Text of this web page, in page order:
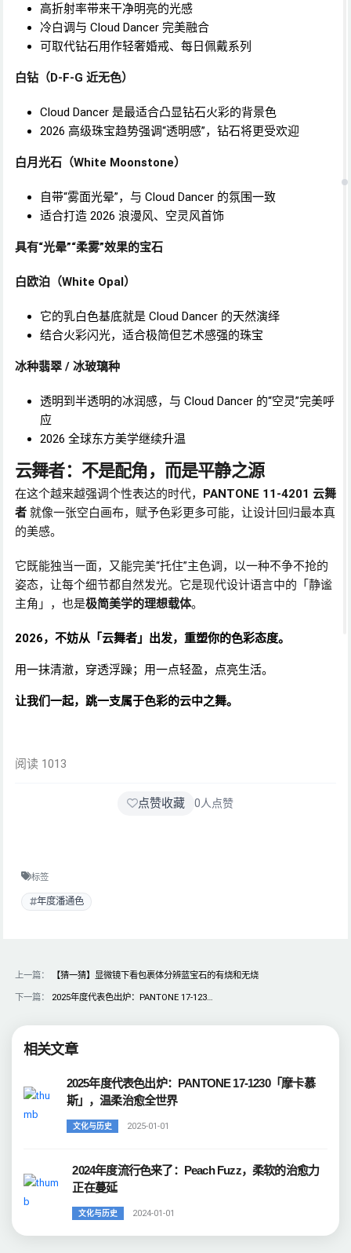
高折射率带来干净明亮的光感
冷白调与 Cloud Dancer 完美融合
可取代钻石用作轻奢婚戒、每日佩戴系列
白钻（D-F-G 近无色）
Cloud Dancer 是最适合凸显钻石火彩的背景色
2026 高级珠宝趋势强调“透明感”，钻石将更受欢迎
白月光石（White Moonstone）
自带“雾面光晕”，与 Cloud Dancer 的氛围一致
适合打造 2026 浪漫风、空灵风首饰
具有“光晕”“柔雾”效果的宝石
白欧泊（White Opal）
它的乳白色基底就是 Cloud Dancer 的天然演绎
结合火彩闪光，适合极简但艺术感强的珠宝
冰种翡翠 / 冰玻璃种
透明到半透明的冰润感，与 Cloud Dancer 的“空灵”完美呼
应
2026 全球东方美学继续升温
云舞者：不是配角，而是平静之源
在这个越来越强调个性表达的时代， PANTONE 11-4201 云舞
者 就像一张空白画布，赋予色彩更多可能，让设计回归最本真
的美感。
它既能独当一面，又能完美“托住”主色调，以一种不争不抢的
姿态，让每个细节都自然发光。它是现代设计语言中的「静谧
主角」，也是极简美学的理想载体。
2026，不妨从「云舞者」出发，重塑你的色彩态度。
用一抹清澈，穿透浮躁；用一点轻盈，点亮生活。
让我们一起，跳一支属于色彩的云中之舞。
阅读 1013
点赞收藏 0人点赞
标签
年度潘通色
上一篇：
【猜一猜】显微镜下看包裹体分辨蓝宝石的有烧和无烧
下一篇：
2025年度代表色出炉：PANTONE 17-123…
相关文章
2025年度代表色出炉：PANTONE 17-1230「摩卡慕
斯」，温柔治愈全世界
文化与历史 2025-01-01
2024年度流行色来了：Peach Fuzz，柔软的治愈力
正在蔓延
文化与历史 2024-01-01